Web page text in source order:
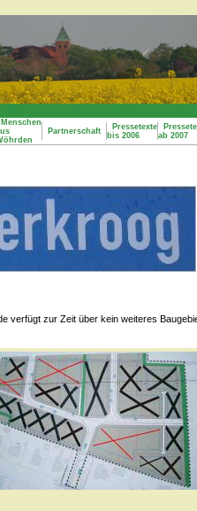
Menschen
Partnerschaft
Pressetexte
bis 2006
ab 2007
verfügt zur Zeit über kein weiteres